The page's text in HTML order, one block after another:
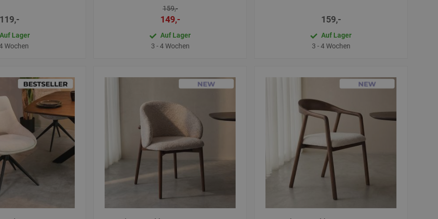
Auf Lager
Wochen
159,-
149,-
Auf Lager
3 - 4 Wochen
159,-
Auf Lager
3 - 4 Wochen